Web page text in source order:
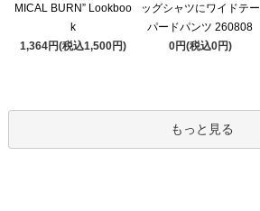
MICAL BURN” Lookboo
k
1,364円(税込1,500円)
ッグシャツにワイドテー
パードパンツ 260808
0円(税込0円)
もっと見る